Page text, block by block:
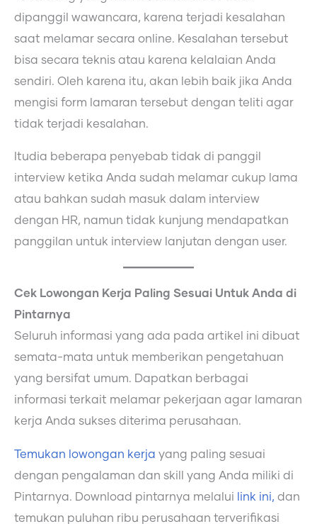
dipanggil wawancara, karena terjadi kesalahan
saat melamar secara online. Kesalahan tersebut
bisa secara teknis atau karena kelalaian Anda
sendiri. Oleh karena itu, akan lebih baik jika Anda
mengisi form lamaran tersebut dengan teliti agar
tidak terjadi kesalahan.
Itudia beberapa penyebab tidak di panggil
interview ketika Anda sudah melamar cukup lama
atau bahkan sudah masuk dalam interview
dengan HR, namun tidak kunjung mendapatkan
panggilan untuk interview lanjutan dengan user.
Cek Lowongan Kerja Paling Sesuai Untuk Anda di
Pintarnya
Seluruh informasi yang ada pada artikel ini dibuat
semata-mata untuk memberikan pengetahuan
yang bersifat umum. Dapatkan berbagai
informasi terkait melamar pekerjaan agar lamaran
kerja Anda sukses diterima perusahaan.
Temukan lowongan kerja yang paling sesuai
dengan pengalaman dan skill yang Anda miliki di
Pintarnya. Download pintarnya melalui
link ini, dan
temukan puluhan ribu perusahaan terverifikasi